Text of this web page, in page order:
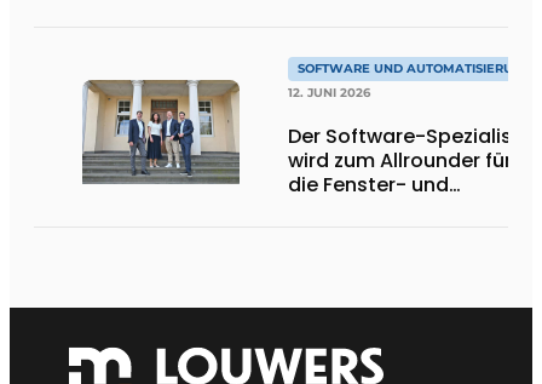
SOFTWARE UND AUTOMATISIERUNG
12. JUNI 2026
Der Software-Spezialist
wird zum Allrounder für
die Fenster- und